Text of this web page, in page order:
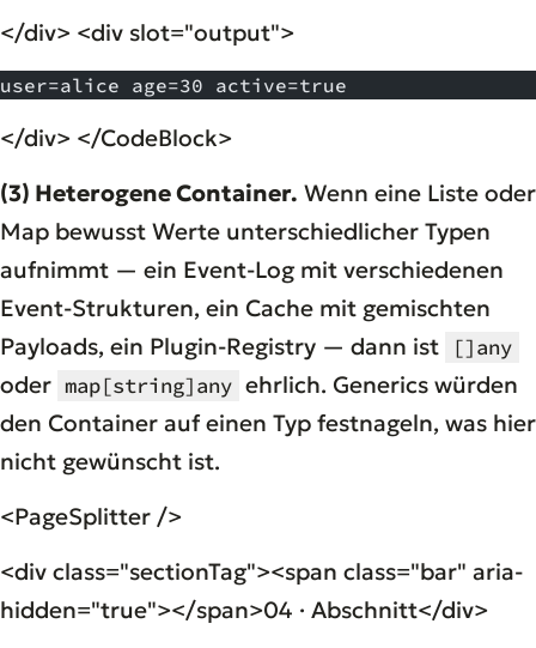
</div> <div slot="output">
user=alice age=30 active=true
</div> </CodeBlock>
(3) Heterogene Container. Wenn eine Liste oder
Map bewusst Werte unterschiedlicher Typen
aufnimmt — ein Event-Log mit verschiedenen
Event-Strukturen, ein Cache mit gemischten
Payloads, ein Plugin-Registry — dann ist
[]any
oder map[string]any ehrlich. Generics würden
den Container auf einen Typ festnageln, was hier
nicht gewünscht ist.
<PageSplitter />
<div class="sectionTag"><span class="bar" aria-
hidden="true"></span>04 · Abschnitt</div>